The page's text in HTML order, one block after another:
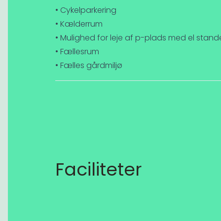
• Cykelparkering
• Kælderrum
• Mulighed for leje af p-plads med el
• Fællesrum
• Fælles gårdmiljø
Faciliteter